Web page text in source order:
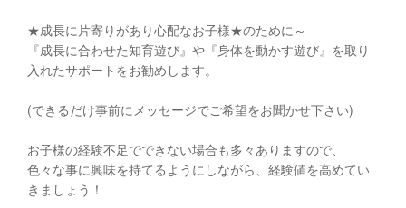
★成長に片寄りがあり心配なお子様★のために～
『成長に合わせた知育遊び』や『身体を動かす遊び』を取り
入れたサポートをお勧めします。
(できるだけ事前にメッセージでご希望をお聞かせ下さい)
お子様の経験不足でできない場合も多々ありますので、
色々な事に興味を持てるようにしながら、経験値を高めてい
きましょう！